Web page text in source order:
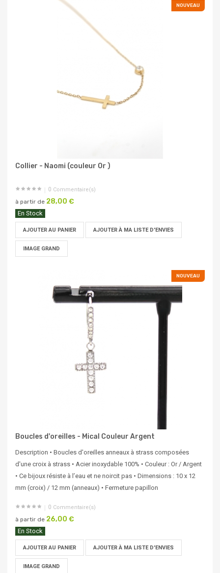
NOUVEAU
Collier - Naomi (couleur Or )
0 Commentaire(s)
à partir de 28,00 €
En Stock
AJOUTER AU PANIER AJOUTER À MA LISTE D'ENVIES
IMAGE GRAND
NOUVEAU
Boucles d'oreilles - Mical Couleur Argent
Description • Boucles d'oreilles anneaux à strass composées
d'une croix à strass • Acier inoxydable 100% • Couleur : Or / Argent
• Ce bijoux résiste à l’eau et ne noircit pas • Dimensions : 10 x 12
mm (croix) / 12 mm (anneaux) • Fermeture papillon
0 Commentaire(s)
à partir de 26,00 €
En Stock
AJOUTER AU PANIER AJOUTER À MA LISTE D'ENVIES
IMAGE GRAND